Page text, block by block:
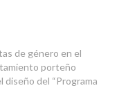
de género en el
porteño
diseño del “Programa